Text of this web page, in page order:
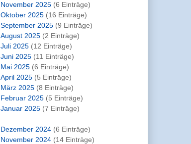
November 2025 (6 Einträge)
Oktober 2025 (16 Einträge)
September 2025 (9 Einträge)
August 2025 (2 Einträge)
Juli 2025 (12 Einträge)
Juni 2025 (11 Einträge)
Mai 2025 (6 Einträge)
April 2025 (5 Einträge)
März 2025 (8 Einträge)
Februar 2025 (5 Einträge)
Januar 2025 (7 Einträge)
Dezember 2024 (6 Einträge)
November 2024 (14 Einträge)